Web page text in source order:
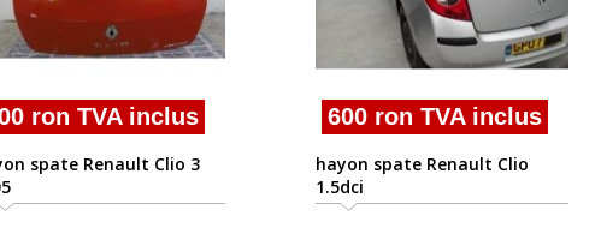
ron TVA inclus
spate Renault Clio 3
600 ron TVA inclus
hayon spate Renault Clio
1.5dci